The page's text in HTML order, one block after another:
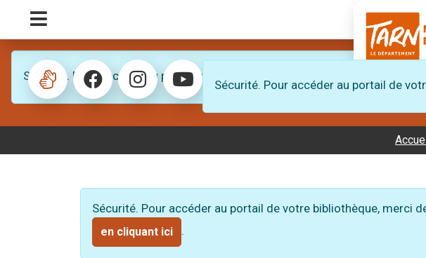
Menu Principal Retour à
Sourd ou malentendant ? Contactez-nous
FacebookInstagram
Youtube
Sécurité. Pour accéder au portail de
Sécurité. Pour accéder au portail de votre bibliothèque, merci de confirmer
Sécurité. Pour accéder au portail de votre bibliothèque, merci
en cliquant ici .
Panneau de gestion des cookies